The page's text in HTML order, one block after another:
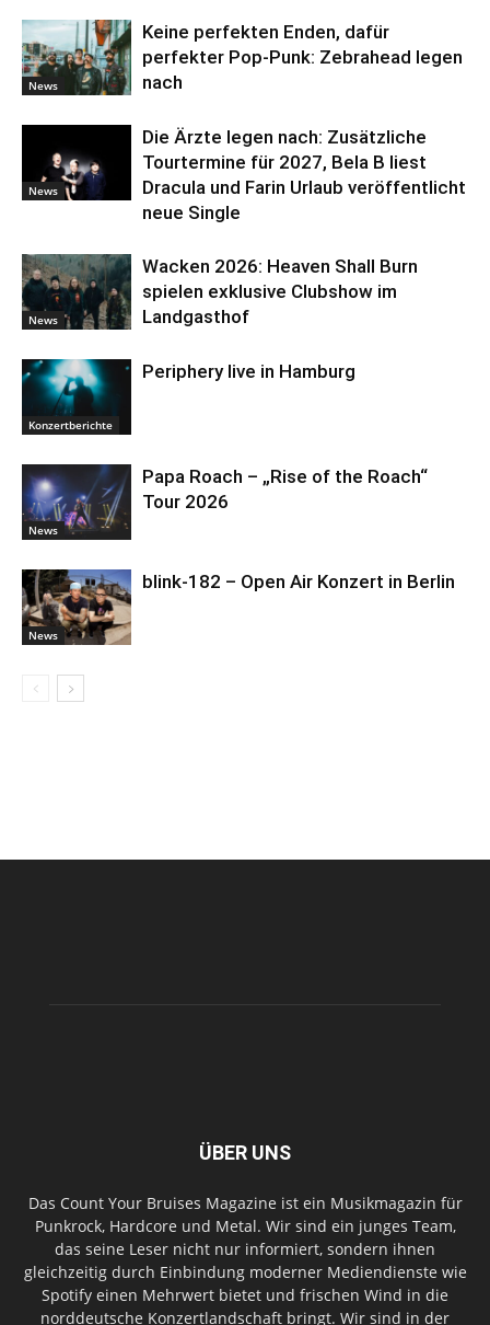
News
Keine perfekten Enden, dafür
perfekter Pop-Punk: Zebrahead legen
nach
News
Die Ärzte legen nach: Zusätzliche
Tourtermine für 2027, Bela B liest
Dracula und Farin Urlaub veröffentlicht
neue Single
News
Wacken 2026: Heaven Shall Burn
spielen exklusive Clubshow im
Landgasthof
Konzertberichte
Periphery live in Hamburg
News
Papa Roach – „Rise of the Roach“
Tour 2026
News
blink-182 – Open Air Konzert in Berlin
ÜBER UNS
Das Count Your Bruises Magazine ist ein Musikmagazin für
Punkrock, Hardcore und Metal. Wir sind ein junges Team,
das seine Leser nicht nur informiert, sondern ihnen
gleichzeitig durch Einbindung moderner Mediendienste wie
Spotify einen Mehrwert bietet und frischen Wind in die
norddeutsche Konzertlandschaft bringt. Wir sind in der